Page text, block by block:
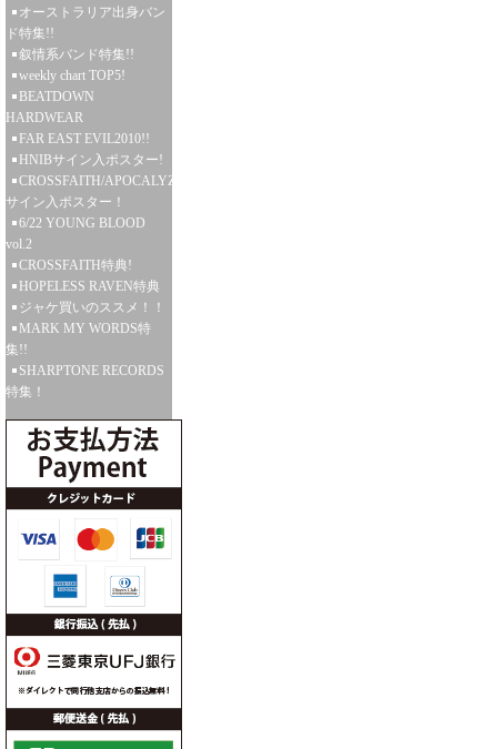
オーストラリア出身バン
ド特集!!
叙情系バンド特集!!
weekly chart TOP5!
BEATDOWN
HARDWEAR
FAR EAST EVIL2010!!
HNIBサイン入ポスター!
CROSSFAITH/APOCALYZE
サイン入ポスター！
6/22 YOUNG BLOOD
vol.2
CROSSFAITH特典!
HOPELESS RAVEN特典
ジャケ買いのススメ！！
MARK MY WORDS特
集!!
SHARPTONE RECORDS
特集！